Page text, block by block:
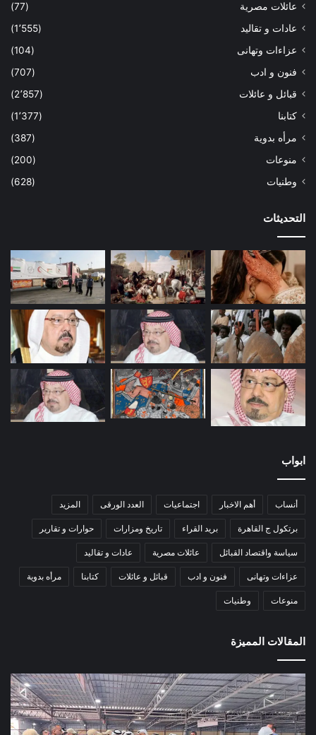
عائلات مصرية
(77)
عادات و تقاليد
(1٬555)
عزاءات وتهانى
(104)
فنون و ادب
(707)
قبائل و عائلات
(2٬857)
كتابنا
(1٬377)
مرأه بدوية
(387)
منوعات
(200)
وطنيات
(628)
التحديثات
ابواب
أنساب أهم الاخبار اجتماعيات العدد الورقى المزيد
برتكول ج القاهرة بريد القراء تاريخ ومزارات حوارات و تقارير
سياسة واقتصاد القبائل عائلات مصرية عادات و تقاليد
عزاءات وتهانى فنون و ادب قبائل و عائلات كتابنا مرأه بدوية
منوعات وطنيات
المقالات المميزة
الأمين
العام
للهلال
الأحمر